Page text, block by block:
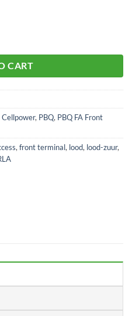
CART
Cellpower, PBQ, PBQ FA Front
,front terminal, lood, lood-zuur,